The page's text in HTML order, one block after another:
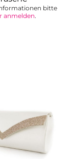
bitte
anmelden.